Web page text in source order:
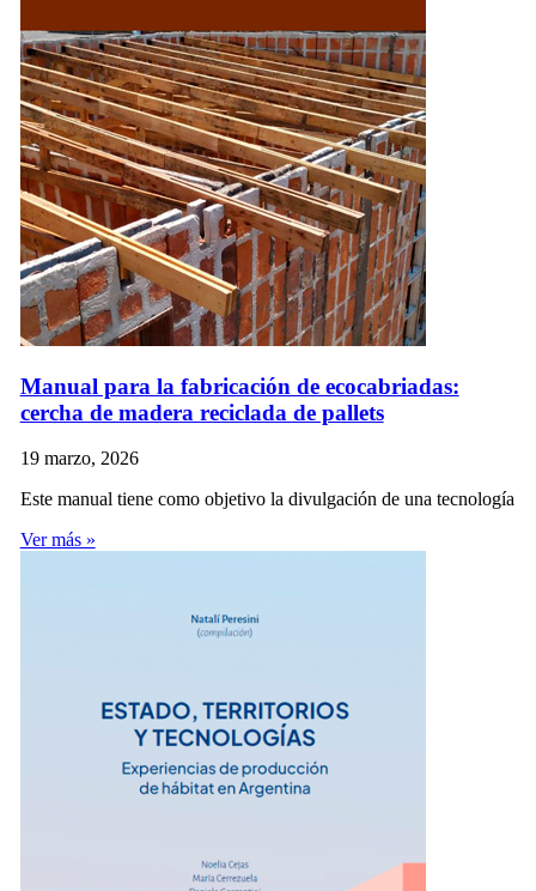
Manual para la fabricación de ecocabriadas:
cercha de madera reciclada de pallets
19 marzo, 2026
Este manual tiene como objetivo la divulgación de una tecnología
Ver más »